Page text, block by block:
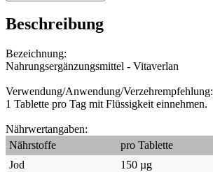
Beschreibung
Bezeichnung:
Nahrungsergänzungsmittel - Vitaverlan
Verwendung/Anwendung/Verzehrempfehlung:
1 Tablette pro Tag mit Flüssigkeit einnehmen.
Nährwertangaben:
Nährstoffe
pro Tablette
Jod
150 µg